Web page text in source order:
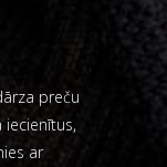
preču
ar